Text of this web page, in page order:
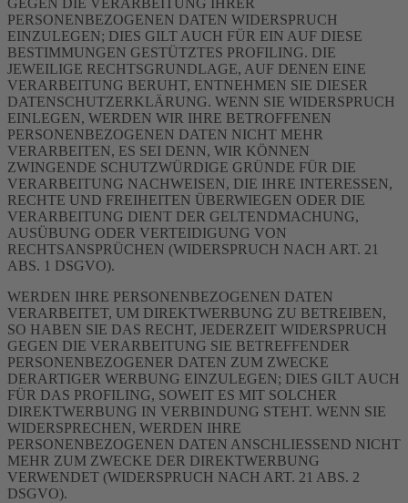
GEGEN DIE VERARBEITUNG IHRER
PERSONENBEZOGENEN DATEN WIDERSPRUCH
EINZULEGEN; DIES GILT AUCH FÜR EIN AUF DIESE
BESTIMMUNGEN GESTÜTZTES PROFILING. DIE
JEWEILIGE RECHTSGRUNDLAGE, AUF DENEN EINE
VERARBEITUNG BERUHT, ENTNEHMEN SIE DIESER
DATENSCHUTZERKLÄRUNG. WENN SIE WIDERSPRUCH
EINLEGEN, WERDEN WIR IHRE BETROFFENEN
PERSONENBEZOGENEN DATEN NICHT MEHR
VERARBEITEN, ES SEI DENN, WIR KÖNNEN
ZWINGENDE SCHUTZWÜRDIGE GRÜNDE FÜR DIE
VERARBEITUNG NACHWEISEN, DIE IHRE INTERESSEN,
RECHTE UND FREIHEITEN ÜBERWIEGEN ODER DIE
VERARBEITUNG DIENT DER GELTENDMACHUNG,
AUSÜBUNG ODER VERTEIDIGUNG VON
RECHTSANSPRÜCHEN (WIDERSPRUCH NACH ART. 21
ABS. 1 DSGVO).
WERDEN IHRE PERSONENBEZOGENEN DATEN
VERARBEITET, UM DIREKTWERBUNG ZU BETREIBEN,
SO HABEN SIE DAS RECHT, JEDERZEIT WIDERSPRUCH
GEGEN DIE VERARBEITUNG SIE BETREFFENDER
PERSONENBEZOGENER DATEN ZUM ZWECKE
DERARTIGER WERBUNG EINZULEGEN; DIES GILT AUCH
FÜR DAS PROFILING, SOWEIT ES MIT SOLCHER
DIREKTWERBUNG IN VERBINDUNG STEHT. WENN SIE
WIDERSPRECHEN, WERDEN IHRE
PERSONENBEZOGENEN DATEN ANSCHLIESSEND NICHT
MEHR ZUM ZWECKE DER DIREKTWERBUNG
VERWENDET (WIDERSPRUCH NACH ART. 21 ABS. 2
DSGVO).